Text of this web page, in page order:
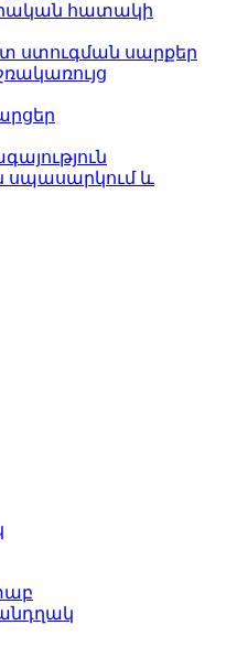
հատակի
ստուգման սարքեր
սպասարկում և